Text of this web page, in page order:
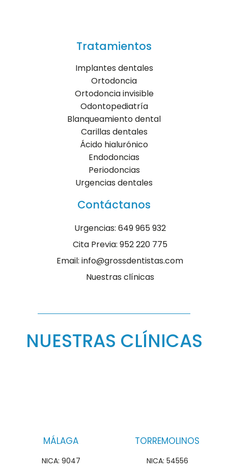
Tratamientos
Implantes dentales
Ortodoncia
Ortodoncia invisible
Odontopediatría
Blanqueamiento dental
Carillas dentales
Ácido hialurónico
Endodoncias
Periodoncias
Urgencias dentales
Contáctanos
Urgencias: 649 965 932
Cita Previa: 952 220 775
Email: info@grossdentistas.com
Nuestras clínicas
NUESTRAS CLÍNICAS
MÁLAGA
NICA: 9047
TORREMOLINOS
NICA: 54556